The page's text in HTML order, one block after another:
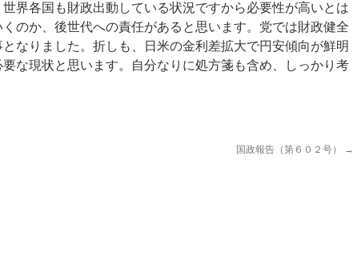
界各国も財政出動している状況ですから必要性が高いとは
のか、後世代への責任があると思います。党では財政健全
なりました。折しも、日米の金利差拡大で円安傾向が鮮明
な現状と思います。自分なりに処方箋も含め、しっかり考
国政報告（第６０２号） →